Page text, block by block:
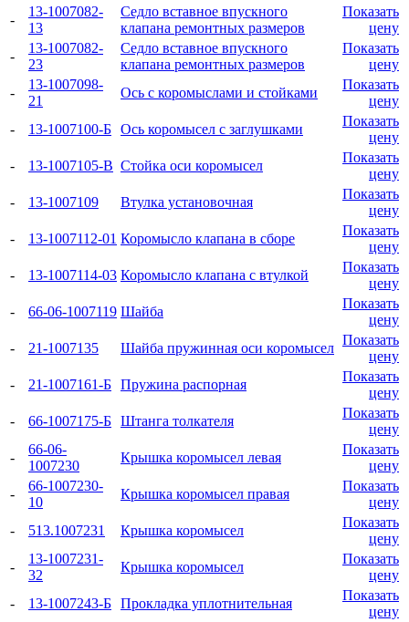
-
13-1007082-
13
Седло вставное впускного
клапана ремонтных размеров
Показать
цену
-
13-1007082-
23
Седло вставное впускного
клапана ремонтных размеров
Показать
цену
-
13-1007098-
21
Ось с коромыслами и стойками
Показать
цену
-
13-1007100-Б Ось коромысел с заглушками
Показать
цену
-
13-1007105-В Стойка оси коромысел
Показать
цену
-
13-1007109 Втулка установочная
Показать
цену
-
13-1007112-01 Коромысло клапана в сборе
Показать
цену
-
13-1007114-03 Коромысло клапана с втулкой
Показать
цену
-
66-06-1007119 Шайба
Показать
цену
-
21-1007135 Шайба пружинная оси коромысел
Показать
цену
-
21-1007161-Б Пружина распорная
Показать
цену
-
66-1007175-Б Штанга толкателя
Показать
цену
-
66-06-
1007230
Крышка коромысел левая
Показать
цену
-
66-1007230-
10
Крышка коромысел правая
Показать
цену
-
513.1007231 Крышка коромысел
Показать
цену
-
13-1007231-
32
Крышка коромысел
Показать
цену
-
13-1007243-Б Прокладка уплотнительная
Показать
цену